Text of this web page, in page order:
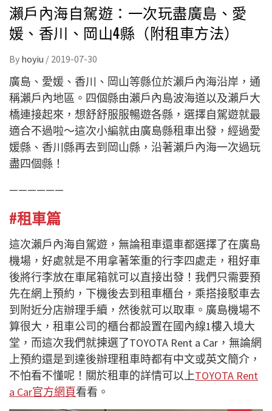
瀨戶內海自駕遊：一次玩盡廣島、愛
媛、香川、岡山4縣（附租車方法）
By hoyiu / 2019-07-30
廣島、愛媛、香川、岡山等縣位於瀨戶內海沿岸，通
稱瀨戶內地區。四個縣由瀨戶內島波海道以及瀨戶大
橋連接起來，想舒舒服服暢遊各縣，選擇自駕遊就最
適合不過啦～這次小編就由廣島縣租車出發，經過愛
媛縣、香川縣再去到岡山縣，沿著瀨戶內海一次過玩
盡四個縣！
——————
#租車篇
這次瀨戶內海自駕遊，無論租車還車都選擇了在廣島
機場，好處就是不用拿著笨重的行李四處走，租好車
後將行李放在車尾箱就可以直接出發！我們只需要預
先在網上預約，下機後去到租車櫃台，乘搭接駁車去
到附近分店辦理手續，然後就可以取車。廣島機場不
算很大，租車公司的櫃台都設置在國內線1樓入境大
堂，而這次我們就揀選了TOYOTA Rent a Car，無論網
上預約還是到達後辦理租車時都有中文或英文簡介，
不怕看不懂呢！關於租車的詳情可以上TOYOTA Rent
a Car官方網頁看看。